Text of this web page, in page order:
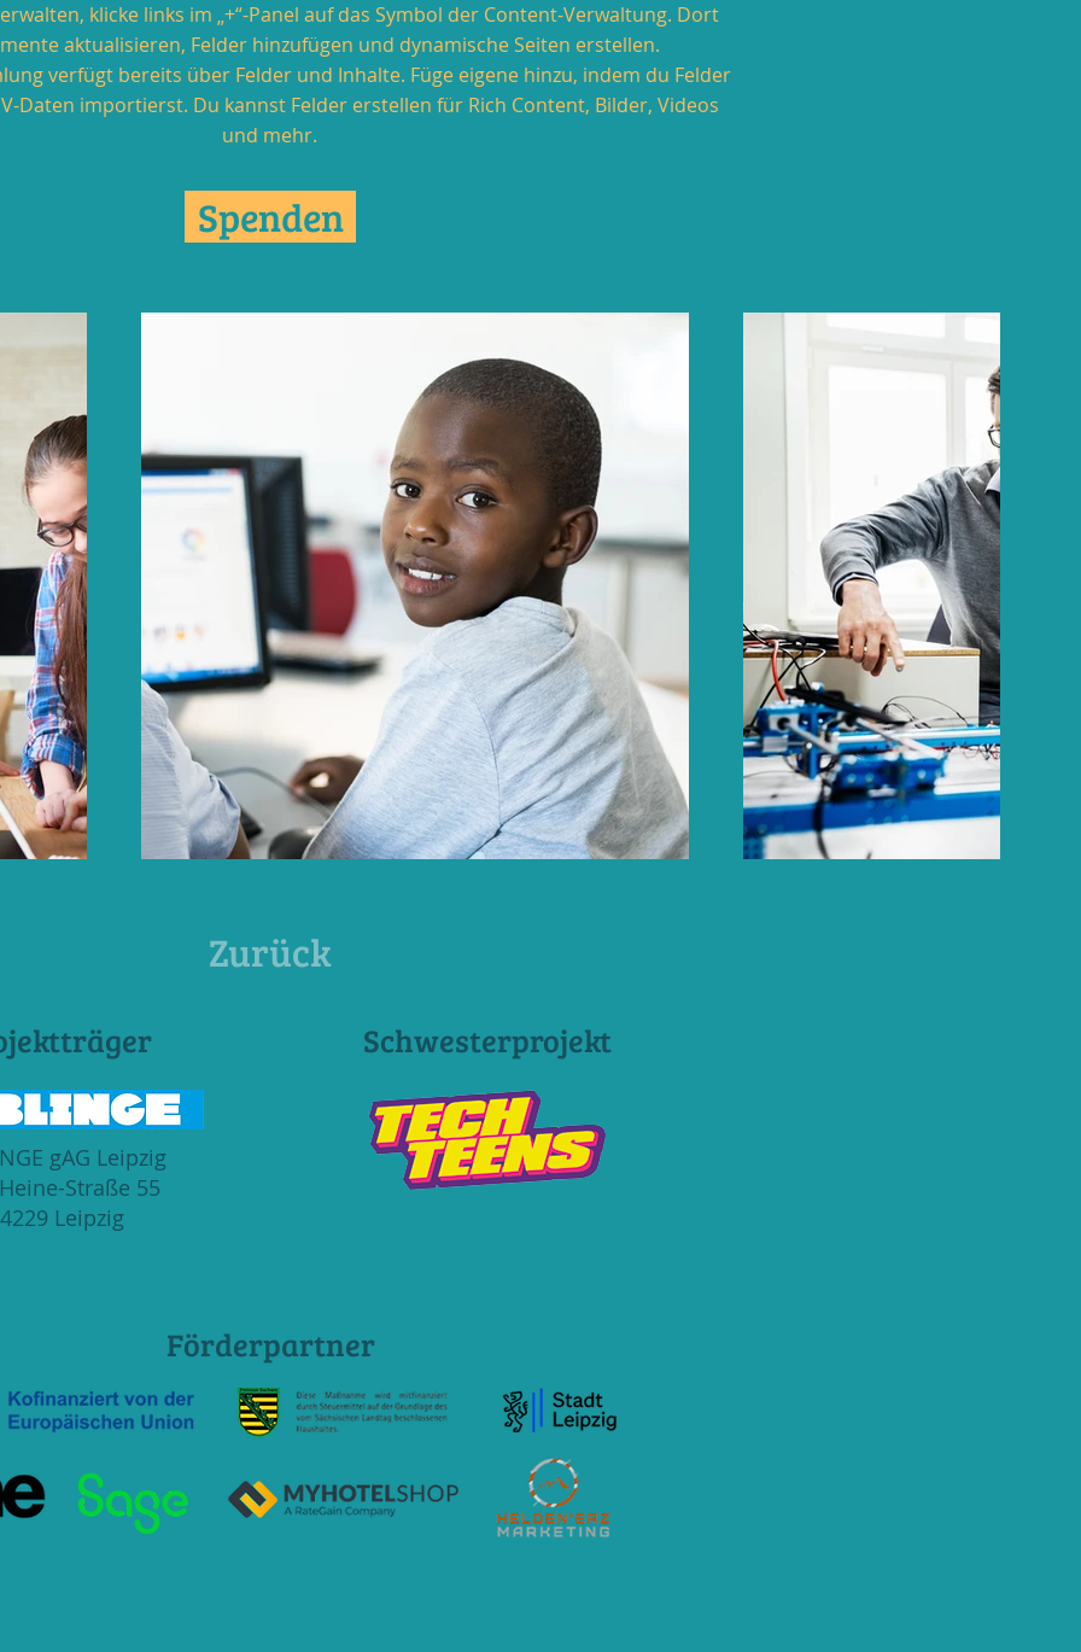
klicke links im „+“-Panel auf das Symbol der Content-Verwaltung. Dort
aktualisieren, Felder hinzufügen und dynamische Seiten erstellen.
verfügt bereits über Felder und Inhalte. Füge eigene hinzu, indem du Felder
Daten importierst. Du kannst Felder erstellen für Rich Content, Bilder, Videos
und mehr.
Spenden
Zurück
gAG Leipzig
Straße 55
Leipzig​
Schwesterprojekt
Förderpartner